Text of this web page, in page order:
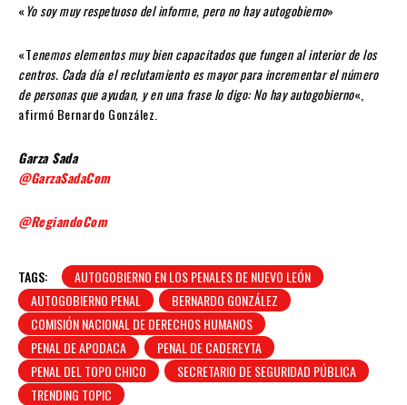
« Yo soy muy respetuoso del informe, pero no hay autogobierno»
«Tenemos elementos muy bien capacitados que fungen al interior de los
centros. Cada día el reclutamiento es mayor para incrementar el número
de personas que ayudan, y en una frase lo digo: No hay autogobierno«,
afirmó Bernardo González.
Garza Sada
@GarzaSadaCom
@RegiandoCom
TAGS:
AUTOGOBIERNO EN LOS PENALES DE NUEVO LEÓN
AUTOGOBIERNO PENAL
BERNARDO GONZÁLEZ
COMISIÓN NACIONAL DE DERECHOS HUMANOS
PENAL DE APODACA
PENAL DE CADEREYTA
PENAL DEL TOPO CHICO
SECRETARIO DE SEGURIDAD PÚBLICA
TRENDING TOPIC